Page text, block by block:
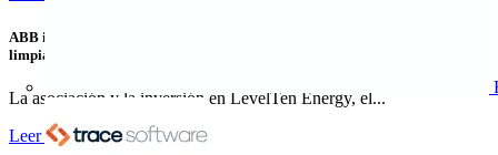
ABB invierte en LevelTen Energy para contribuir al suministro de energía
limpia
La asociación y la inversión en LevelTen Energy, el...
Leer más